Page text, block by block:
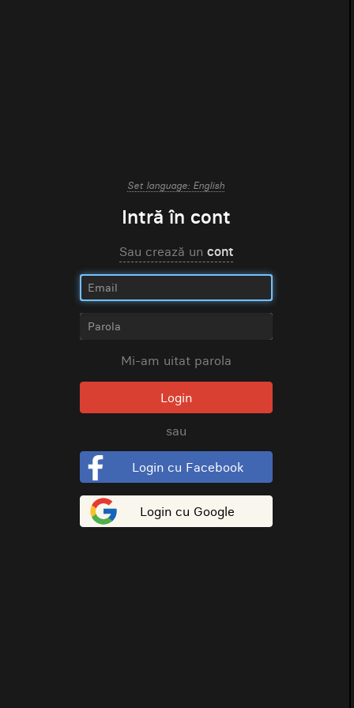
Set language: English
Intră în cont
Sau crează un cont
Mi-am uitat parola
Login
sau
Login cu Facebook
Login cu Google